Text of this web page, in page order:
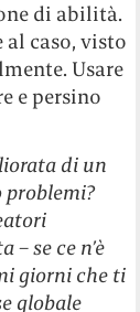
di abilità.
al caso, visto
Usare
e persino
di un
problemi?
– se ce n’è
giorni che ti
globale